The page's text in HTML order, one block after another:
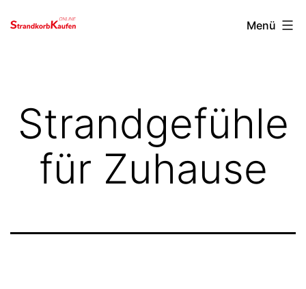
Zum
Menü
Strandgefühle
für Zuhause